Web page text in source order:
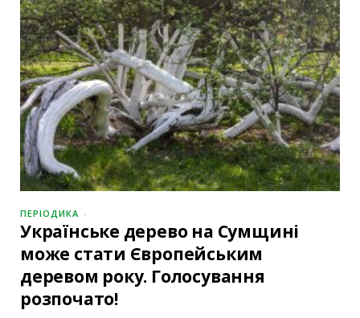
ПЕРІОДИКА
Українське дерево на Сумщині
може стати Європейським
деревом року. Голосування
розпочато!